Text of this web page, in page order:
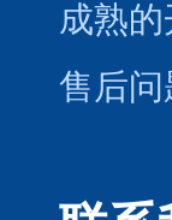
成熟
售后问